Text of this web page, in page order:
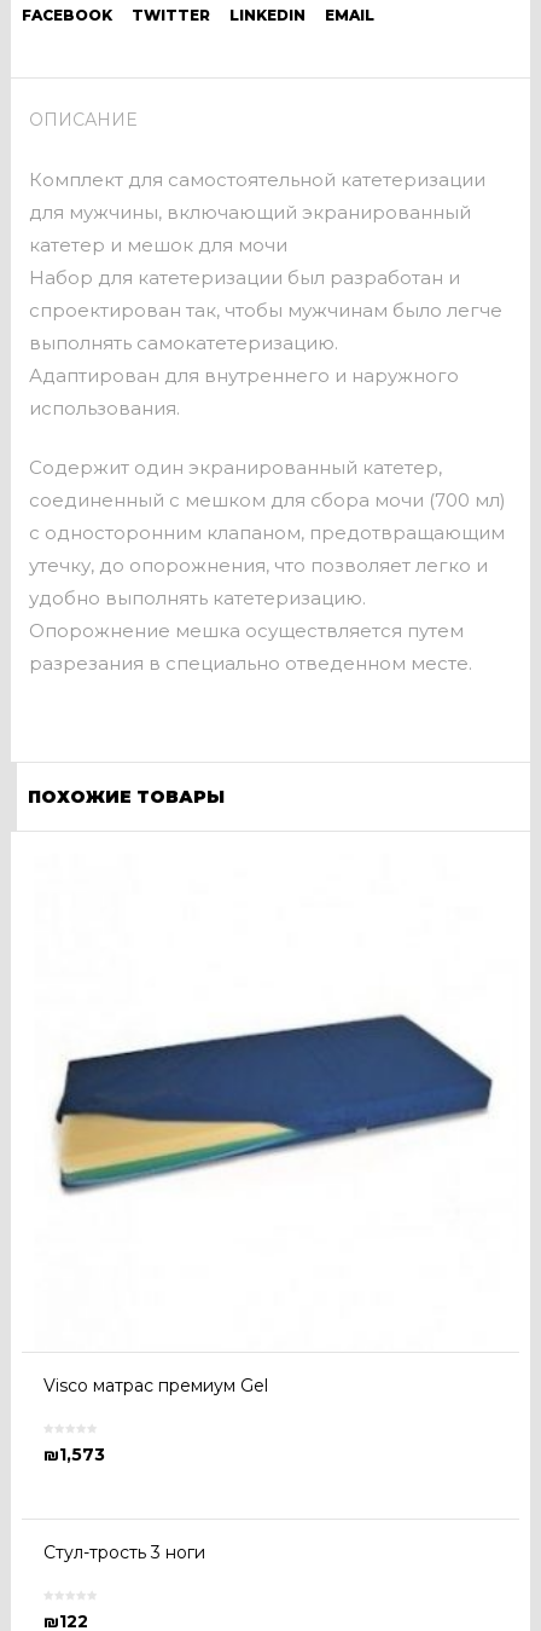
FACEBOOK TWITTER LINKEDIN EMAIL
ОПИСАНИЕ
Комплект для самостоятельной катетеризации
для мужчины, включающий экранированный
катетер и мешок для мочи
Набор для катетеризации был разработан и
спроектирован так, чтобы мужчинам было легче
выполнять самокатетеризацию.
Адаптирован для внутреннего и наружного
использования.
Содержит один экранированный катетер,
соединенный с мешком для сбора мочи (700 мл)
с односторонним клапаном, предотвращающим
утечку, до опорожнения, что позволяет легко и
удобно выполнять катетеризацию.
Опорожнение мешка осуществляется путем
разрезания в специально отведенном месте.
ПОХОЖИЕ ТОВАРЫ
Visco матрас премиум Gel
₪1,573
Стул-трость 3 ноги
₪122